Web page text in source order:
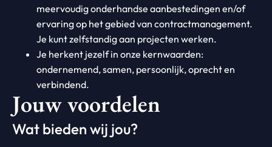
meervoudig onderhandse aanbestedingen en/of
ervaring op het gebied van contractmanagement.
Je kunt zelfstandig aan projecten werken.
Je herkent jezelf in onze kernwaarden:
ondernemend, samen, persoonlijk, oprecht en
verbindend.
Jouw voordelen
Wat bieden wij jou?